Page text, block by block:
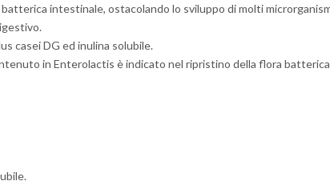
intestinale, ostacolando lo sviluppo di molti
casei DG ed inulina solubile.
in Enterolactis è indicato nel ripristino della flora